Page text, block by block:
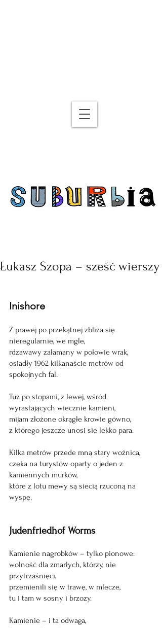
Łukasz Szopa – sześć wierszy
Inishore
Z prawej po przekątnej zbliża się
nieregularnie, we mgle,
rdzawawy załamany w połowie wrak,
osiadły 1962 kilkanaście metrów od
spokojnych fal.
Tuż po stopami, z lewej, wśród
wyrastających wiecznie kamieni,
mijam złożone okrągłe krowie gówno,
z którego jeszcze unosi się lekko para.
Kilka metrów przede mną stary woźnica,
czeka na turystów oparty o jeden z
kamiennych murków,
które z lotu mewy są siecią rzuconą na
wyspę.
Judenfriedhof Worms
Kamienie nagrobków – tylko pionowe:
wolność dla zmarłych, którzy, nie
przytrzaśnięci,
przemienili się w trawę, w mlecze,
tu i tam w sosny i brzozy.
Kamienie – i ta odwaga,